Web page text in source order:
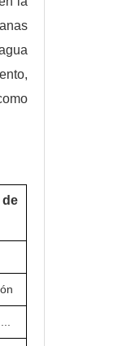
de